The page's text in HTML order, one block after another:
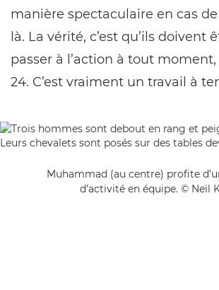
manière spectaculaire en cas
là. La vérité, c’est qu’ils doivent
passer à l’action à tout
24. C’est vraiment un travail à
Muhammad (au centre) profite
d’activité en équipe. © Neil